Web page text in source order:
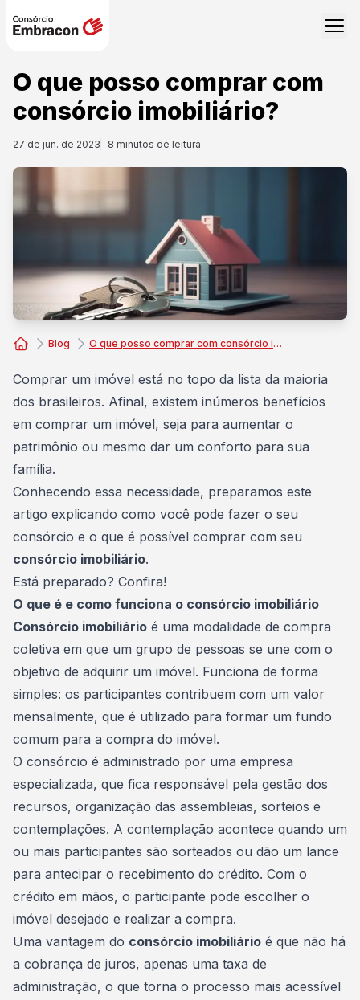
O que posso comprar com
consórcio imobiliário?
27 de jun. de 2023 8 minutos de leitura
Blog O que posso comprar com consórcio imobiliário?
Comprar um imóvel está no topo da lista da maioria
dos brasileiros. Afinal, existem inúmeros benefícios
em comprar um imóvel, seja para aumentar o
patrimônio ou mesmo dar um conforto para sua
família.
Conhecendo essa necessidade, preparamos este
artigo explicando como você pode fazer o seu
consórcio e o que é possível comprar com seu
consórcio imobiliário.
Está preparado? Confira!
O que é e como funciona o consórcio imobiliário
Consórcio imobiliário é uma modalidade de compra
coletiva em que um grupo de pessoas se une com o
objetivo de adquirir um imóvel. Funciona de forma
simples: os participantes contribuem com um valor
mensalmente, que é utilizado para formar um fundo
comum para a compra do imóvel.
O consórcio é administrado por uma empresa
especializada, que fica responsável pela gestão dos
recursos, organização das assembleias, sorteios e
contemplações. A contemplação acontece quando um
ou mais participantes são sorteados ou dão um lance
para antecipar o recebimento do crédito. Com o
crédito em mãos, o participante pode escolher o
imóvel desejado e realizar a compra.
Uma vantagem do consórcio imobiliário é que não há
a cobrança de juros, apenas uma taxa de
administração, o que torna o processo mais acessível